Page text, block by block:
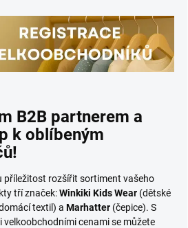
B2B partnerem a
k oblíbeným
příležitost rozšířit sortiment vašeho
tří značek:Winkiki Kids Wear (dětské
textil) a Marhatter (čepice). S
cenami se můžete